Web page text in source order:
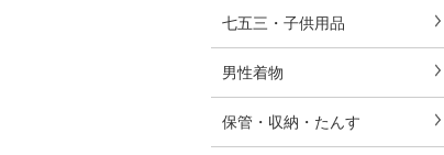
七五三・子供用品
男性着物
保管・収納・たんす